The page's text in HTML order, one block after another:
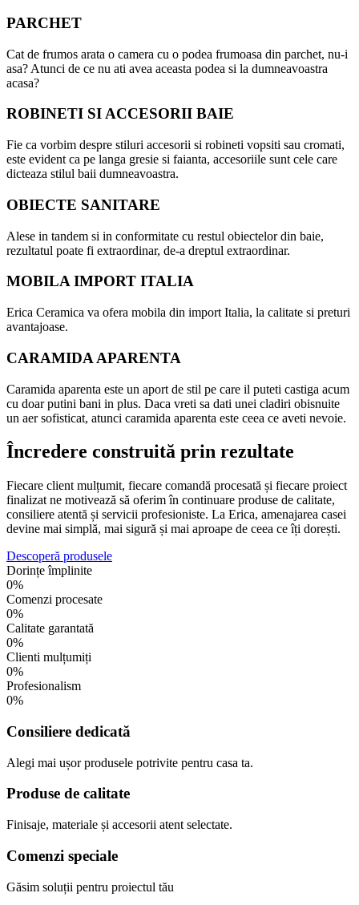
PARCHET
Cat de frumos arata o camera cu o podea frumoasa din parchet, nu-i
asa? Atunci de ce nu ati avea aceasta podea si la dumneavoastra
acasa?
ROBINETI SI ACCESORII BAIE
Fie ca vorbim despre stiluri accesorii si robineti vopsiti sau cromati,
este evident ca pe langa gresie si faianta, accesoriile sunt cele care
dicteaza stilul baii dumneavoastra.
OBIECTE SANITARE
Alese in tandem si in conformitate cu restul obiectelor din baie,
rezultatul poate fi extraordinar, de-a dreptul extraordinar.
MOBILA IMPORT ITALIA
Erica Ceramica va ofera mobila din import Italia, la calitate si preturi
avantajoase.
CARAMIDA APARENTA
Caramida aparenta este un aport de stil pe care il puteti castiga acum
cu doar putini bani in plus. Daca vreti sa dati unei cladiri obisnuite
un aer sofisticat, atunci caramida aparenta este ceea ce aveti nevoie.
Încredere construită prin rezultate
Fiecare client mulțumit, fiecare comandă procesată și fiecare proiect
finalizat ne motivează să oferim în continuare produse de calitate,
consiliere atentă și servicii profesioniste. La Erica, amenajarea casei
devine mai simplă, mai sigură și mai aproape de ceea ce îți dorești.
Descoperă produsele
Dorințe împlinite
0%
Comenzi procesate
0%
Calitate garantată
0%
Clienti mulțumiți
0%
Profesionalism
0%
Consiliere dedicată
Alegi mai ușor produsele potrivite pentru casa ta.
Produse de calitate
Finisaje, materiale și accesorii atent selectate.
Comenzi speciale
Găsim soluții pentru proiectul tău